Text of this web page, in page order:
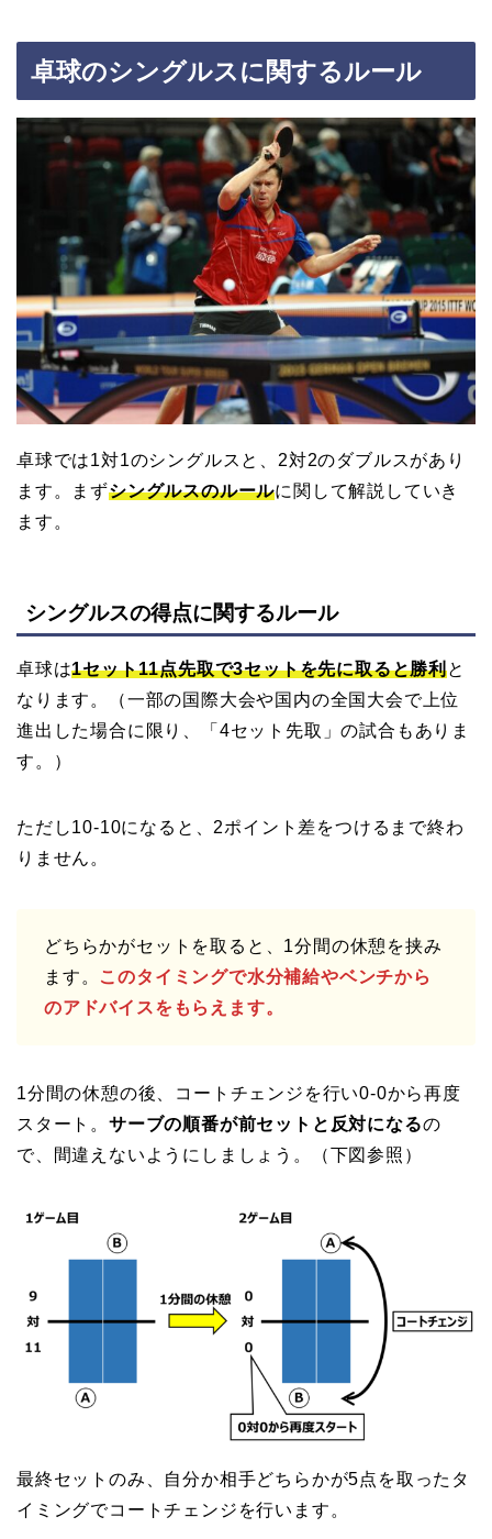
卓球のシングルスに関するルール
卓球では1対1のシングルスと、2対2のダブルスがあり
ます。まずシングルスのルールに関して解説していき
ます。
シングルスの得点に関するルール
卓球は1セット11点先取で3セットを先に取ると勝利と
なります。（一部の国際大会や国内の全国大会で上位
進出した場合に限り、「4セット先取」の試合もありま
す。）
ただし10-10になると、2ポイント差をつけるまで終わ
りません。
どちらかがセットを取ると、1分間の休憩を挟み
ます。 このタイミングで水分補給やベンチから
のアドバイスをもらえます。
1分間の休憩の後、コートチェンジを行い0-0から再度
スタート。 サーブの順番が前セットと反対になるの
で、間違えないようにしましょう。（下図参照）
最終セットのみ、自分か相手どちらかが5点を取ったタ
イミングでコートチェンジを行います。